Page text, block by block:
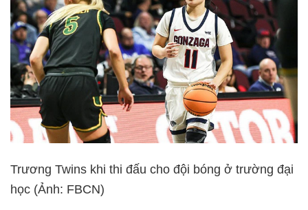
Trương Twins khi thi đấu cho đội bóng ở trường đại
học (Ảnh: FBCN)